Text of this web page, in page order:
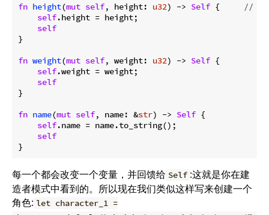
fn height(mut self, height: u32) -> Self {
// 🚧
self.height = height;
self
}
fn weight(mut self, weight: u32) -> Self {
self.weight = weight;
self
}
fn name(mut self, name: &str) -> Self {
self.name = name.to_string();
self
每一个都会改变一个变量，并回馈给 Self :这就是你在建
造者模式中看到的。所以现在我们类似这样写来创建一个
角色: let character_1 =